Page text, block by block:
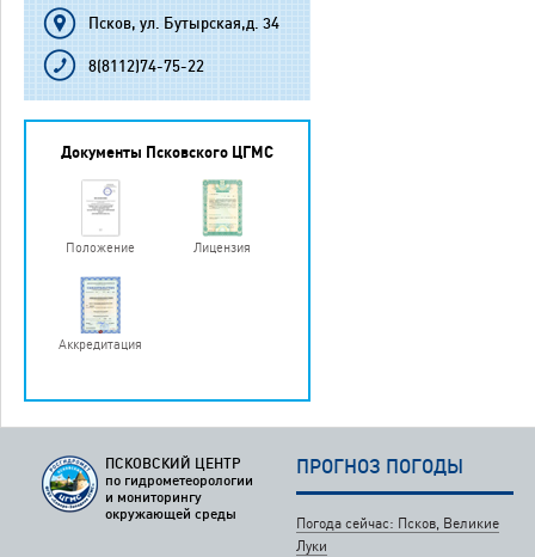
Псков, ул. Бутырская,д. 34
8(8112)74-75-22
Документы Псковского ЦГМС
Положение Лицензия
Аккредитация
ПСКОВСКИЙ ЦЕНТР
по гидрометеорологии
и мониторингу
окружающей среды
ПРОГНОЗ ПОГОДЫ
Погода сейчас: Псков, Великие
Луки